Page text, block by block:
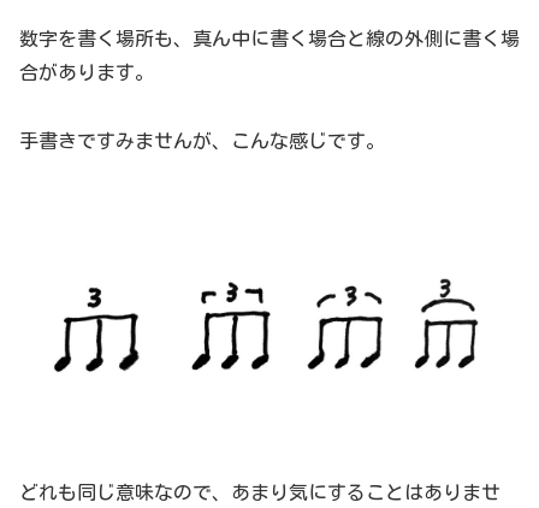
数字を書く場所も、真ん中に書く場合と線の外側に書く場
合があります。
手書きですみませんが、こんな感じです。
どれも同じ意味なので、あまり気にすることはありませ